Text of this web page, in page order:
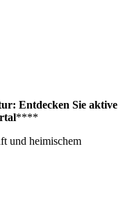
Entdecken Sie aktive
****